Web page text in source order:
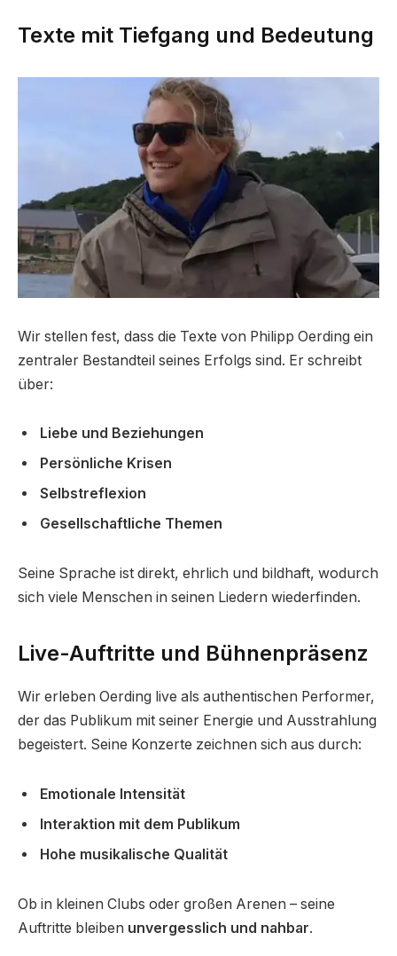
Texte mit Tiefgang und Bedeutung
Wir stellen fest, dass die Texte von Philipp Oerding ein
zentraler Bestandteil seines Erfolgs sind. Er schreibt
über:
Liebe und Beziehungen
Persönliche Krisen
Selbstreflexion
Gesellschaftliche Themen
Seine Sprache ist direkt, ehrlich und bildhaft, wodurch
sich viele Menschen in seinen Liedern wiederfinden.
Live-Auftritte und Bühnenpräsenz
Wir erleben Oerding live als authentischen Performer,
der das Publikum mit seiner Energie und Ausstrahlung
begeistert. Seine Konzerte zeichnen sich aus durch:
Emotionale Intensität
Interaktion mit dem Publikum
Hohe musikalische Qualität
Ob in kleinen Clubs oder großen Arenen – seine
Auftritte bleiben unvergesslich und nahbar.